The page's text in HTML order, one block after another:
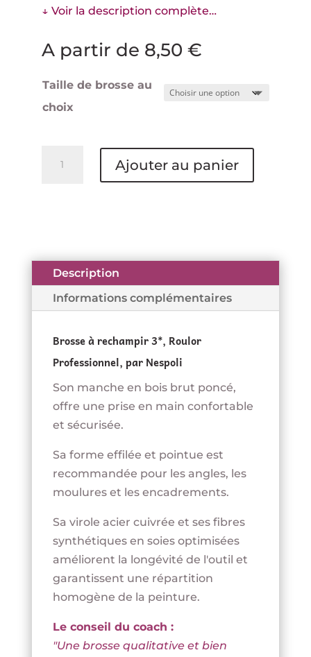
↓ Voir la description complète…
A partir de 8,50 €
Taille de brosse au
choix
ROULOR
Ajouter au panier
Description
Informations complémentaires
Brosse à rechampir 3*, Roulor
Professionnel, par Nespoli
Son manche en bois brut poncé,
offre une prise en main confortable
et sécurisée.
Sa forme effilée et pointue est
recommandée pour les angles, les
moulures et les encadrements.
Sa virole acier cuivrée et ses fibres
synthétiques en soies optimisées
améliorent la longévité de l'outil et
garantissent une répartition
homogène de la peinture.
Le conseil du coach :
"Une brosse qualitative et bien